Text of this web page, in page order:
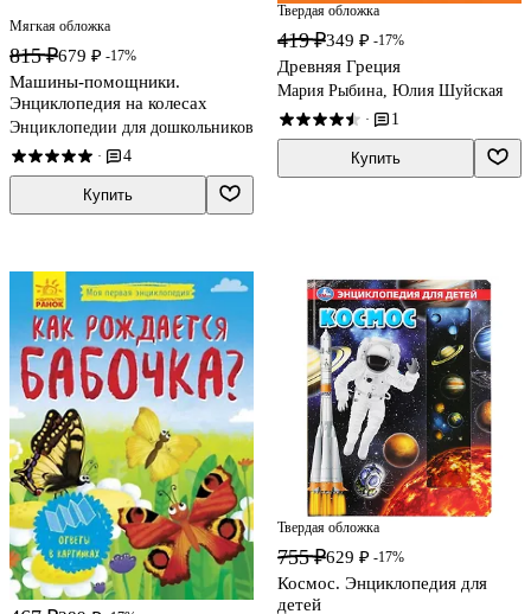
Мягкая обложка
815 ₽679 ₽ -17%
Машины-помощники.
Энциклопедия на колесах
Энциклопедии для дошкольников
· 4
Купить
Твердая обложка
419 ₽349 ₽ -17%
Древняя Греция
Мария Рыбина, Юлия Шуйская
· 1
Купить
Твердая обложка
755 ₽629 ₽ -17%
Космос. Энциклопедия для
детей